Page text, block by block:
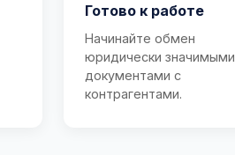
Готово к работе
Начинайте обмен
юридически значимыми
документами с
контрагентами.